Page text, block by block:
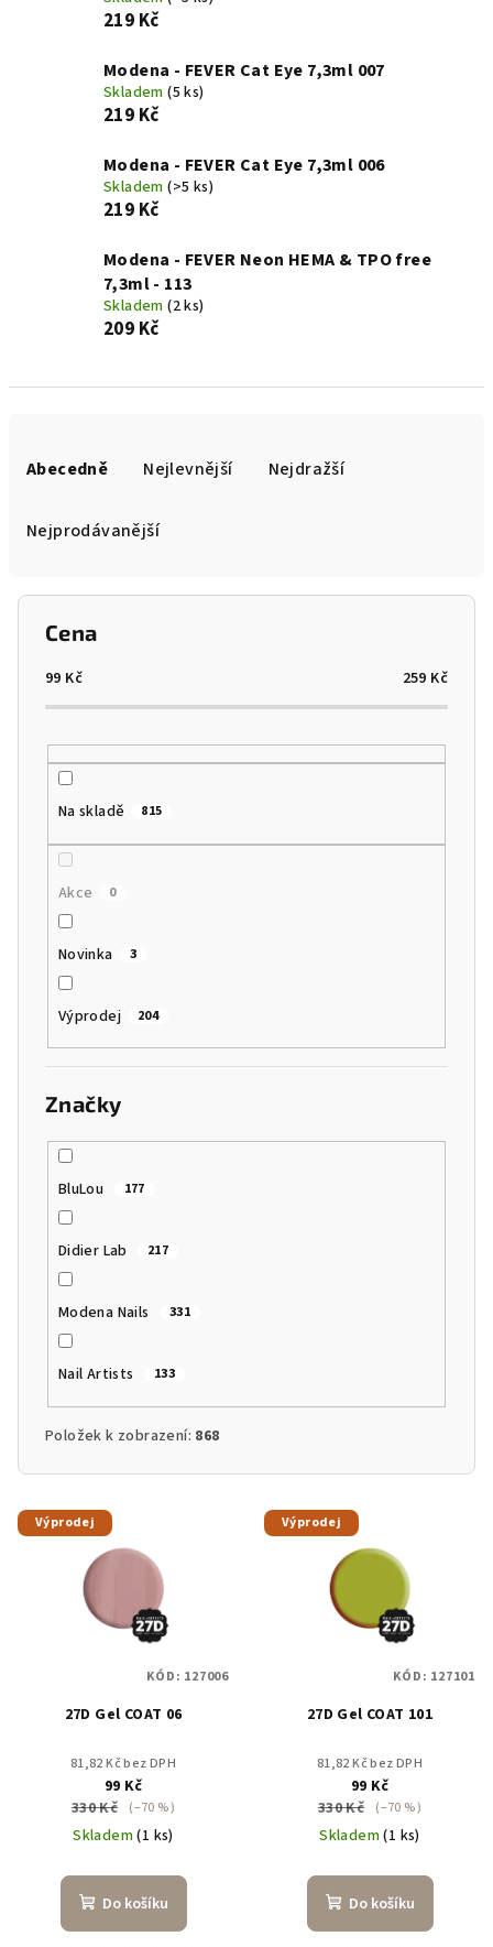
219 Kč
Modena - FEVER Cat Eye 7,3ml 007
Skladem(5 ks)
219 Kč
Modena - FEVER Cat Eye 7,3ml 006
Skladem(>5 ks)
219 Kč
Modena - FEVER Neon HEMA & TPO free
7,3ml - 113
Skladem(2 ks)
209 Kč
Abecedně Nejlevnější Nejdražší
Nejprodávanější
Cena
99 Kč 259 Kč
Na skladě 815
Akce 0
Novinka 3
Výprodej 204
Značky
BluLou 177
Didier Lab 217
Modena Nails 331
Nail Artists 133
Položek k zobrazení: 868
V
ý Výprodej
27D Gel COAT 06
81,82 Kč bez DPH
99 Kč
330 Kč
(–70 %)
Skladem(1 ks)
Do košíku
KÓD: 127006
Výprodej
27D Gel COAT 101
81,82 Kč bez DPH
99 Kč
330 Kč
(–70 %)
Skladem(1 ks)
Do košíku
KÓD: 127101